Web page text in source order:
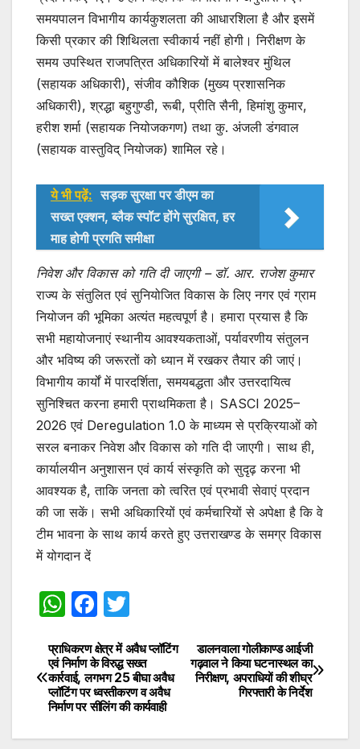
समयपालन विभागीय कार्यकुशलता की आधारशिला है और इसमें
किसी प्रकार की शिथिलता स्वीकार्य नहीं होगी। निरीक्षण के
समय उपस्थित राजपत्रित अधिकारियों में बालेश्वर मुंथिल
(सहायक अधिकारी), संजीव कौशिक (मुख्य प्रशासनिक
अधिकारी), श्रद्धा बहुगुण्डी, रूबी, प्रीति सैनी, हिमांशु कुमार,
हरीश शर्मा (सहायक नियोजकगण) तथा कु. अंजली डंगवाल
(सहायक वास्तुविद् नियोजक) शामिल रहे।
ये भी पढ़ें: सड़क सुरक्षा पर डीएम का
सख्त एक्शन, ब्लैक स्पॉट होंगे सुरक्षित, हर
माह होगी प्रगति समीक्षा
निवेश और विकास को गति दी जाएगी – डॉ. आर. राजेश कुमार
राज्य के संतुलित एवं सुनियोजित विकास के लिए नगर एवं ग्राम
नियोजन की भूमिका अत्यंत महत्वपूर्ण है। हमारा प्रयास है कि
सभी महायोजनाएं स्थानीय आवश्यकताओं, पर्यावरणीय संतुलन
और भविष्य की जरूरतों को ध्यान में रखकर तैयार की जाएं।
विभागीय कार्यों में पारदर्शिता, समयबद्धता और उत्तरदायित्व
सुनिश्चित करना हमारी प्राथमिकता है। SASCI 2025–
2026 एवं Deregulation 1.0 के माध्यम से प्रक्रियाओं को
सरल बनाकर निवेश और विकास को गति दी जाएगी। साथ ही,
कार्यालयीन अनुशासन एवं कार्य संस्कृति को सुदृढ़ करना भी
आवश्यक है, ताकि जनता को त्वरित एवं प्रभावी सेवाएं प्रदान
की जा सकें। सभी अधिकारियों एवं कर्मचारियों से अपेक्षा है कि वे
टीम भावना के साथ कार्य करते हुए उत्तराखण्ड के समग्र विकास
में योगदान दें
W
at
s
A
p
F
c
e
b
o
itt
er
Post
navigation
डालनवाला गोलीकाण्ड आईजी
गढ़वाल ने किया घटनास्थल का
निरीक्षण, अपराधियों की शीघ्र
गिरफ्तारी के निर्देश
प्राधिकरण क्षेत्र में अवैध प्लॉटिंग
एवं निर्माण के विरुद्ध सख्त
कार्रवाई, लगभग 25 बीघा अवैध
प्लॉटिंग पर ध्वस्तीकरण व अवैध
निर्माण पर सीलिंग की कार्यवाही